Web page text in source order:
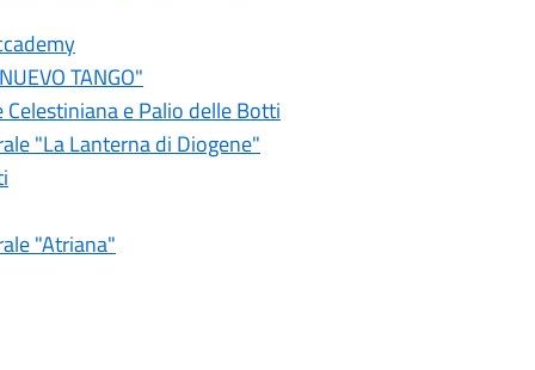
TANGO"
e Palio delle Botti
"La Lanterna di Diogene"
"Atriana"